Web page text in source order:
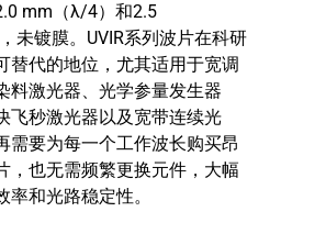
mm（λ/4）和2.5
未镀膜。UVIR系列波片在科研
替代的地位，尤其适用于宽调
料激光器、光学参量发生器
飞秒激光器以及宽带连续光
需要为每一个工作波长购买昂
，也无需频繁更换元件，大幅
率和光路稳定性。